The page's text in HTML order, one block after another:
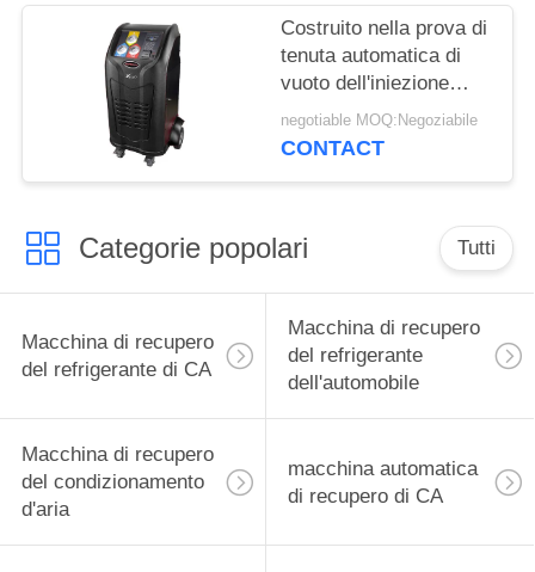
Costruito nella prova di
tenuta automatica di
vuoto dell'iniezione
dell'olio di CA della
base di dati della
deviazione standard
negotiable MOQ:Negoziabile
CONTACT
Categorie popolari Tutti
Macchina di recupero
del refrigerante di CA
Macchina di recupero
del refrigerante
dell'automobile
Macchina di recupero
del condizionamento
d'aria
macchina automatica
di recupero di CA